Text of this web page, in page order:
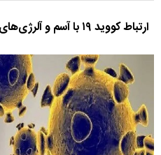
ارتباط کووید ۱۹ با آسم و آلرژی‌های فصلی